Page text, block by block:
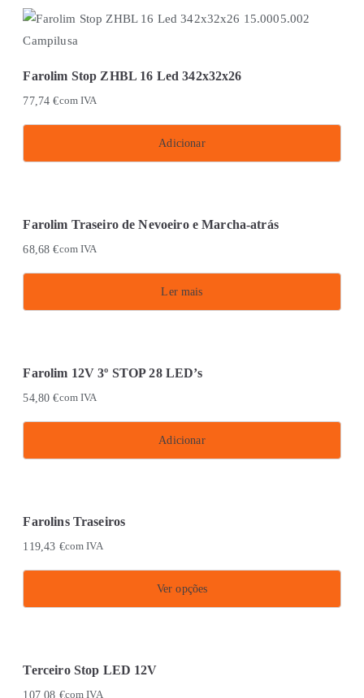
be
the
product
Farolim Stop ZHBL 16 Led 342x32x26
77,74€com IVA
Adicionar
Farolim Traseiro de Nevoeiro e Marcha-atrás
68,68€com IVA
Ler mais
Farolim 12V 3º STOP 28 LED’s
54,80€com IVA
Adicionar
Farolins Traseiros
119,43 €com IVA
Ver opções
Terceiro Stop LED 12V
107,08 €com IVA